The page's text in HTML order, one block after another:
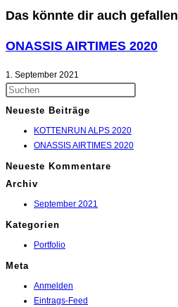
Das könnte dir auch gefallen
ONASSIS AIRTIMES 2020
1. September 2021
Neueste Beiträge
KOTTENRUN ALPS 2020
ONASSIS AIRTIMES 2020
Neueste Kommentare
Archiv
September 2021
Kategorien
Portfolio
Meta
Anmelden
Eintrags-Feed